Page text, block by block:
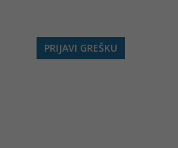
PRIJAVI GREŠKU